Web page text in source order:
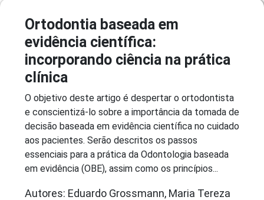
Ortodontia baseada em
evidência científica:
incorporando ciência na prática
clínica
O objetivo deste artigo é despertar o ortodontista
e conscientizá-lo sobre a importância da tomada de
decisão baseada em evidência científica no cuidado
aos pacientes. Serão descritos os passos
essenciais para a prática da Odontologia baseada
em evidência (OBE), assim como os princípios...
Autores: Eduardo Grossmann, Maria Tereza